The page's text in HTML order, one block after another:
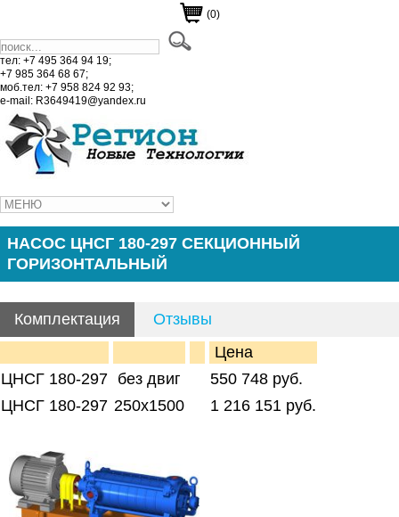
(0)
тел: +7 495 364 94 19;
+7 985 364 68 67;
моб.тел: +7 958 824 92 93;
e-mail: R3649419@yandex.ru
НАСОС ЦНСГ 180-297 СЕКЦИОННЫЙ
ГОРИЗОНТАЛЬНЫЙ
Комплектация
Отзывы
Цена
ЦНСГ 180-297 без двиг
550 748 руб.
ЦНСГ 180-297 250х1500 1 216 151 руб.